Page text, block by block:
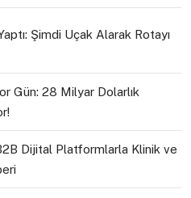
Şimdi Uçak Alarak Rotayı
Gün: 28 Milyar Dolarlık
Dijital Platformlarla Klinik ve